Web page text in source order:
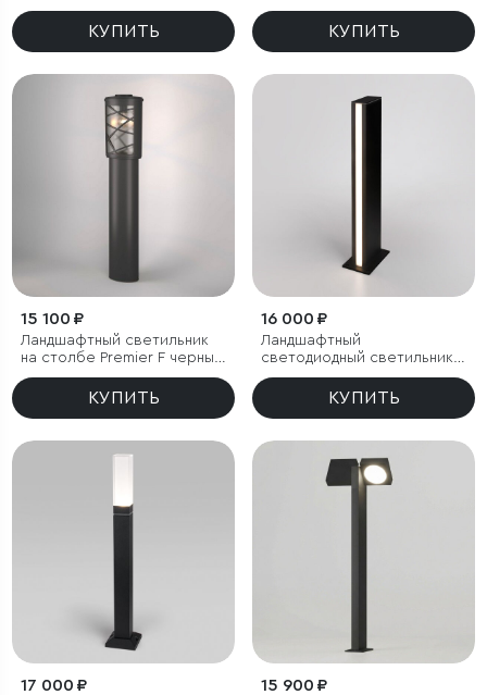
IP44
КУПИТЬ
черное золото IP44
КУПИТЬ
15 100 ₽
Ландшафтный светильник
на столбе Premier F черный
IP44
КУПИТЬ
16 000 ₽
Ландшафтный
светодиодный светильник
Flat IP54
КУПИТЬ
17 000 ₽ 15 900 ₽